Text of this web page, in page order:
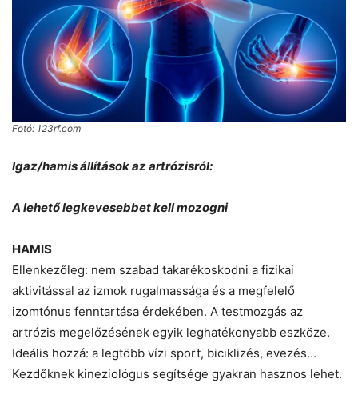
Fotó: 123rf.com
Igaz/hamis állítások az artrózisról:
A lehető legkevesebbet kell mozogni
HAMIS
Ellenkezőleg: nem szabad takarékoskodni a fizikai
aktivitással az izmok rugalmassága és a megfelelő
izomtónus fenntartása érdekében. A testmozgás az
artrózis megelőzésének egyik leghatékonyabb eszköze.
Ideális hozzá: a legtöbb vízi sport, biciklizés, evezés…
Kezdőknek kineziológus segítsége gyakran hasznos lehet.